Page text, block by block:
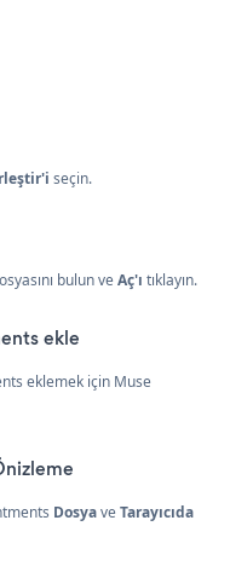
seçin.
bulun veAç'ı tıklayın.
ekle
eklemek için Muse
DosyaveTarayıcıda